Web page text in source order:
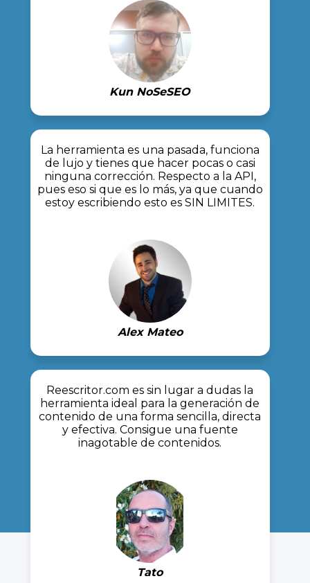
Kun NoSeSEO
La herramienta es una pasada, funciona
de lujo y tienes que hacer pocas o casi
ninguna corrección. Respecto a la API,
pues eso si que es lo más, ya que cuando
estoy escribiendo esto es SIN LIMITES.
Alex Mateo
Reescritor.com es sin lugar a dudas la
herramienta ideal para la generación de
contenido de una forma sencilla, directa
y efectiva. Consigue una fuente
inagotable de contenidos.
Tato